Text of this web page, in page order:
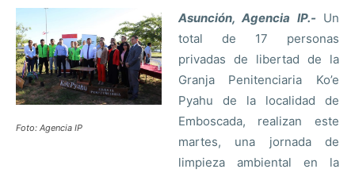
Foto: Agencia IP
Asunción, Agencia IP.- Un
total de 17 personas
privadas de libertad de la
Granja Penitenciaria Ko’e
Pyahu de la localidad de
Emboscada, realizan este
martes, una jornada de
limpieza ambiental en la